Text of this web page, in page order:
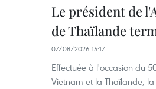
Le président de
de Thaïlande
07/08/2026 15:17
Effectuée à l'occasion du
Vietnam et la Thaïlande,